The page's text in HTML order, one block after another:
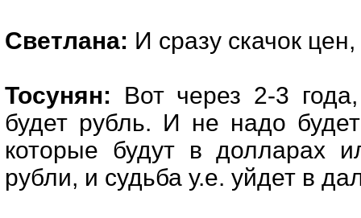
Светлана: И сразу скачок
Тосунян: Вот через 2-3
будет рубль. И не надо
которые будут в долларах
рубли, и судьба у.е. уйдет в